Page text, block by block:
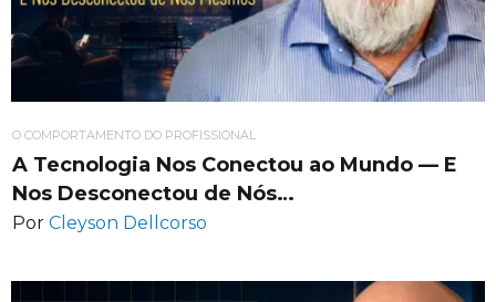
O COMPORTAMENTO DO PROFISSIONAL
A Tecnologia Nos Conectou ao Mundo — E
Nos Desconectou de Nós…
Por Cleyson Dellcorso